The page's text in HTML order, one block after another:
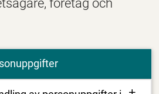
företag och